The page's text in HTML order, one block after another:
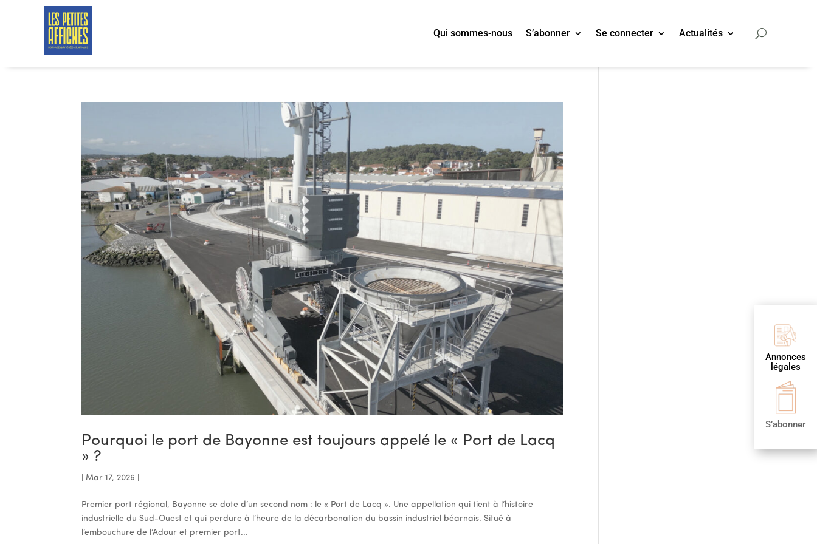
Qui sommes-nous S’abonner Se connecter Actualités
Annonces
légales
S’abonner
Pourquoi le port de Bayonne est toujours appelé le « Port de Lacq
» ?
|Mar 17, 2026
Premier port régional, Bayonne se dote d’un second nom : le « Port de Lacq ». Une appellation qui tient à l’histoire
industrielle du Sud-Ouest et qui perdure à l’heure de la décarbonation du bassin industriel béarnais. Situé à
l’embouchure de l’Adour et premier port...